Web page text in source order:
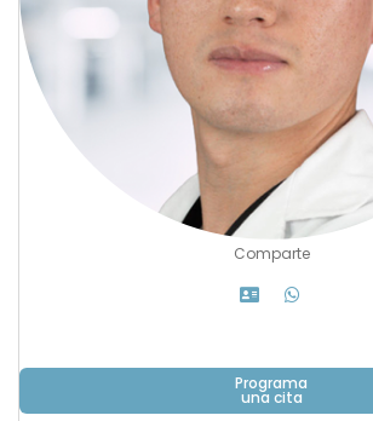
Comparte
Programa
una cita